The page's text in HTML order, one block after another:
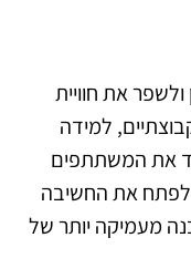
ולשפר את חוויית
למידה
את המשתתפים
לפתח את החשיבה
מעמיקה יותר של